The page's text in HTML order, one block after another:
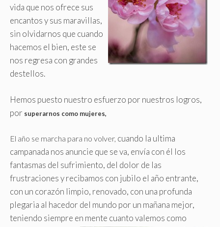
vida que nos ofrece sus
encantos y sus maravillas,
sin olvidarnos que cuando
hacemos el bien, este se
nos regresa con grandes
destellos.
Hemos puesto nuestro esfuerzo por nuestros logros,
por superarnos como mujeres,
El año se marcha para no volver, cuando la ultima
campanada nos anuncie que se va, envía con él los
fantasmas del sufrimiento, del dolor de las
frustraciones y recibamos con jubilo el año entrante,
con un corazón limpio, renovado, con una profunda
plegaria al hacedor del mundo por un mañana mejor,
teniendo siempre en mente cuanto valemos como